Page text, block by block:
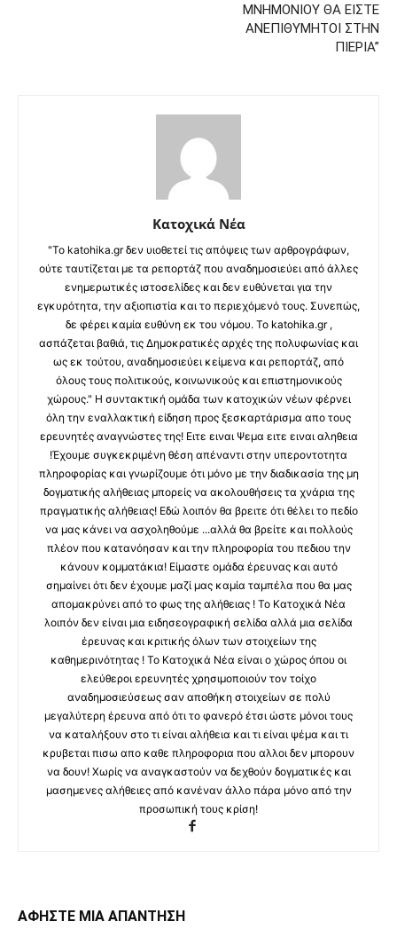
ΜΝΗΜΟΝΙΟΥ ΘΑ ΕΙΣΤΕ
ΑΝΕΠΙΘΥΜΗΤΟΙ ΣΤΗΝ
ΠΙΕΡΙΑ”
Κατοχικά Νέα
"Το katohika.gr δεν υιοθετεί τις απόψεις των αρθρογράφων,
ούτε ταυτίζεται με τα ρεπορτάζ που αναδημοσιεύει από άλλες
ενημερωτικές ιστοσελίδες και δεν ευθύνεται για την
εγκυρότητα, την αξιοπιστία και το περιεχόμενό τους. Συνεπώς,
δε φέρει καμία ευθύνη εκ του νόμου. Το katohika.gr ,
ασπάζεται βαθιά, τις Δημοκρατικές αρχές της πολυφωνίας και
ως εκ τούτου, αναδημοσιεύει κείμενα και ρεπορτάζ, από
όλους τους πολιτικούς, κοινωνικούς και επιστημονικούς
χώρους." Η συντακτική ομάδα των κατοχικών νέων φέρνει
όλη την εναλλακτική είδηση προς ξεσκαρτάρισμα απο τους
ερευνητές αναγνώστες της! Ειτε ειναι Ψεμα ειτε ειναι αληθεια
!Έχουμε συγκεκριμένη θέση απέναντι στην υπεροντοτητα
πληροφορίας και γνωρίζουμε ότι μόνο με την διαδικασία της μη
δογματικής αλήθειας μπορείς να ακολουθήσεις τα χνάρια της
πραγματικής αλήθειας! Εδώ λοιπόν θα βρειτε ότι θέλει το πεδίο
να μας κάνει να ασχοληθούμε ...αλλά θα βρείτε και πολλούς
πλέον που κατανόησαν και την πληροφορία του πεδιου την
κάνουν κομματάκια! Είμαστε ομάδα έρευνας και αυτό
σημαίνει ότι δεν έχουμε μαζί μας καμία ταμπέλα που θα μας
απομακρύνει από το φως της αλήθειας ! Το Κατοχικά Νέα
λοιπόν δεν είναι μια ειδησεογραφική σελίδα αλλά μια σελίδα
έρευνας και κριτικής όλων των στοιχείων της
καθημερινότητας ! Το Κατοχικά Νέα είναι ο χώρος όπου οι
ελεύθεροι ερευνητές χρησιμοποιούν τον τοίχο
αναδημοσιεύσεως σαν αποθήκη στοιχείων σε πολύ
μεγαλύτερη έρευνα από ότι το φανερό έτσι ώστε μόνοι τους
να καταλήξουν στο τι είναι αλήθεια και τι είναι ψέμα και τι
κρυβεται πισω απο καθε πληροφορια που αλλοι δεν μπορουν
να δουν! Χωρίς να αναγκαστούν να δεχθούν δογματικές και
μασημενες αλήθειες από κανέναν άλλο πάρα μόνο από την
προσωπική τους κρίση!
ΑΦΗΣΤΕ ΜΙΑ ΑΠΑΝΤΗΣΗ